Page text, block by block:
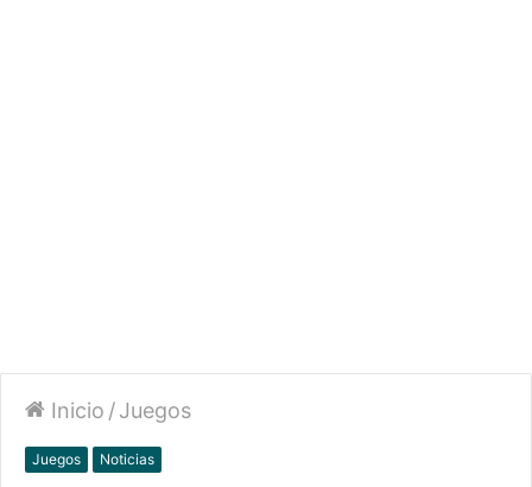
Inicio /Juegos
Juegos Noticias